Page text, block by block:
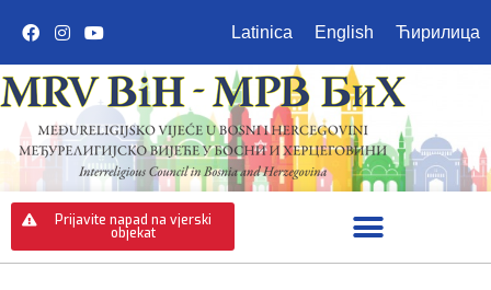
Latinica English Ћирилица
Prijavite napad na vjerski
objekat